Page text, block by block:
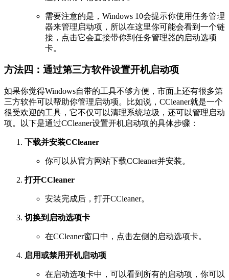
需要注意的是，Windows 10会提示你使用任务管理
器来管理启动项，所以在这里你可能会看到一个链
接，点击它会直接带你到任务管理器的启动选项
卡。
方法四：通过第三方软件设置开机启动项
如果你觉得Windows自带的工具不够方便，市面上还有很多第
三方软件可以帮助你管理启动项。比如说，CCleaner就是一个
很受欢迎的工具，它不仅可以清理系统垃圾，还可以管理启动
项。以下是通过CCleaner设置开机启动项的具体步骤：
下载并安装CCleaner
你可以从官方网站下载CCleaner并安装。
打开CCleaner
安装完成后，打开CCleaner。
切换到启动选项卡
在CCleaner窗口中，点击左侧的启动选项卡。
启用或禁用开机启动项
在启动选项卡中，可以看到所有的启动项，你可以